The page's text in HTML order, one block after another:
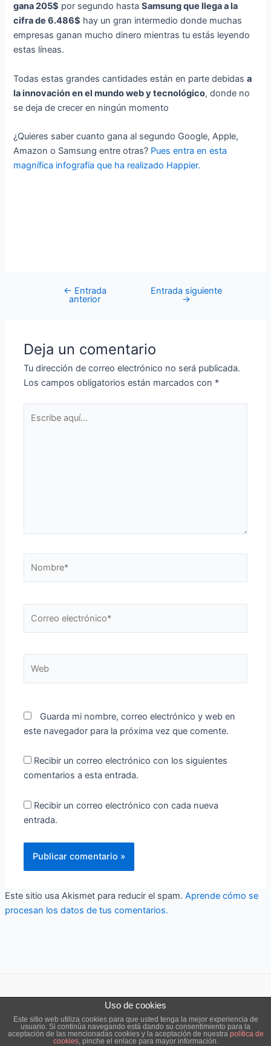
gana 205$ por segundo hastaSamsung que llega a la
cifra de 6.486$ hay un gran intermedio donde muchas
empresas ganan mucho dinero mientras tu estás leyendo
estas líneas.
Todas estas grandes cantidades están en parte debidasa
la innovación en el mundo web y tecnológico, donde no
se deja de crecer en ningún momento
¿Quieres saber cuanto gana al segundo Google, Apple,
Amazon o Samsung entre otras? Pues entra en esta
magnífica infografía que ha realizado Happier.
← Entrada
anterior
Entrada siguiente
→
Deja un comentario
Tu dirección de correo electrónico no será publicada.
Los campos obligatorios están marcados con *
aquí...
electrónico*
Guarda mi nombre, correo electrónico y web en
este navegador para la próxima vez que comente.
Recibir un correo electrónico con los siguientes
comentarios a esta entrada.
Recibir un correo electrónico con cada nueva
entrada.
Este sitio usa Akismet para reducir el spam. Aprende cómo se
procesan los datos de tus comentarios.
Uso de cookies
Este sitio web utiliza cookies para que usted tenga la mejor experiencia de
usuario. Si continúa navegando está dando su consentimiento para la
aceptación de las mencionadas cookies y la aceptación de nuestra política de
cookies, pinche el enlace para mayor información.